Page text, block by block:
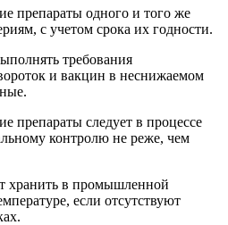
препараты одного и того же
с учетом срока их годности.
требования
и вакцин в неснижаемом
препараты следует в процессе
контролю не реже, чем
хранить в промышленной
если отсутствуют